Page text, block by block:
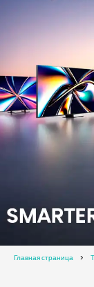
Главная страница